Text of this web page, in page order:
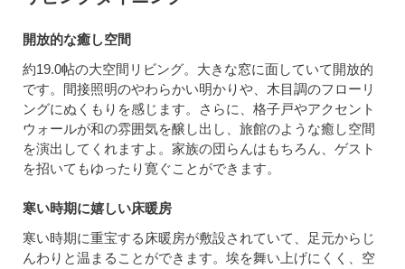
開放的な癒し空間
約19.0帖の大空間リビング。大きな窓に面していて開放的
です。間接照明のやわらかい明かりや、木目調のフローリ
ングにぬくもりを感じます。さらに、格子戸やアクセント
ウォールが和の雰囲気を醸し出し、旅館のような癒し空間
を演出してくれますよ。家族の団らんはもちろん、ゲスト
を招いてもゆったり寛ぐことができます。
寒い時期に嬉しい床暖房
寒い時期に重宝する床暖房が敷設されていて、足元からじ
んわりと温まることができます。埃を舞い上げにくく、空